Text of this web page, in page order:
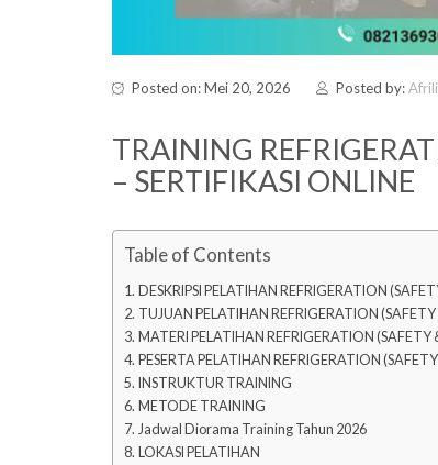
Posted on: Mei 20, 2026 Posted by:
TRAINING
– SERTIFIKASI ONLINE
Table of Contents
DESKRIPSI PELATIHAN REFRIGERATION
TUJUAN PELATIHAN REFRIGERATION
MATERI PELATIHAN REFRIGERATION
PESERTA PELATIHAN REFRIGERATION
INSTRUKTUR TRAINING
METODE TRAINING
Jadwal Diorama Training Tahun 2026
LOKASI PELATIHAN